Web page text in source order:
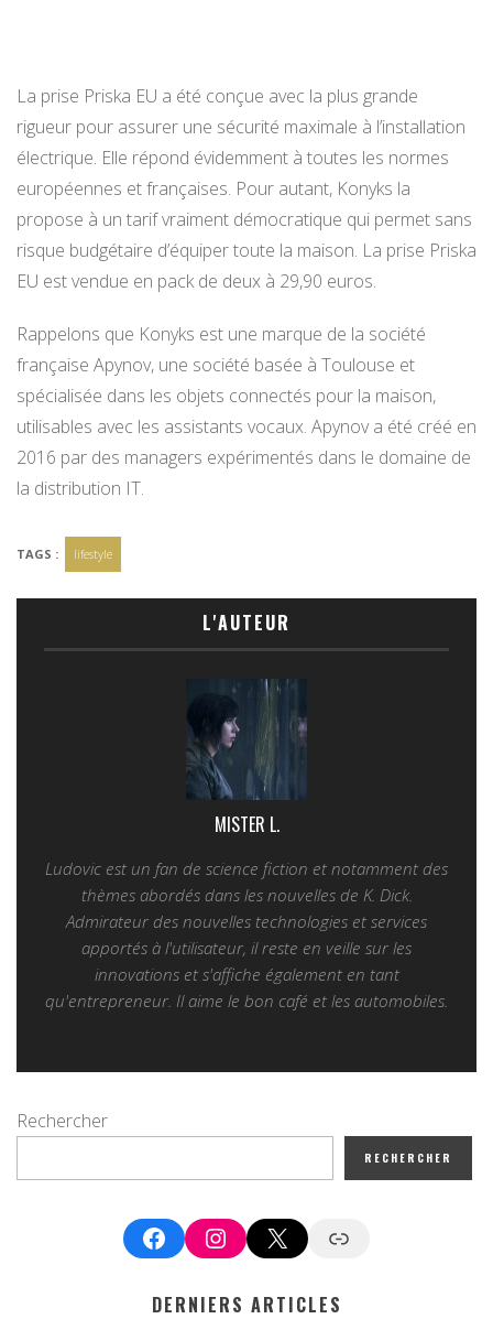
La prise Priska EU a été conçue avec la plus grande
rigueur pour assurer une sécurité maximale à l’installation
électrique. Elle répond évidemment à toutes les normes
européennes et françaises. Pour autant, Konyks la
propose à un tarif vraiment démocratique qui permet sans
risque budgétaire d’équiper toute la maison. La prise Priska
EU est vendue en pack de deux à 29,90 euros.
Rappelons que Konyks est une marque de la société
française Apynov, une société basée à Toulouse et
spécialisée dans les objets connectés pour la maison,
utilisables avec les assistants vocaux. Apynov a été créé en
2016 par des managers expérimentés dans le domaine de
la distribution IT.
TAGS : lifestyle
L'AUTEUR
MISTER L.
Ludovic est un fan de science fiction et notamment des
thèmes abordés dans les nouvelles de K. Dick.
Admirateur des nouvelles technologies et services
apportés à l'utilisateur, il reste en veille sur les
innovations et s'affiche également en tant
qu'entrepreneur. Il aime le bon café et les automobiles.
Rechercher
RECHERCHER
FacebookInstagram
X Google News
DERNIERS ARTICLES